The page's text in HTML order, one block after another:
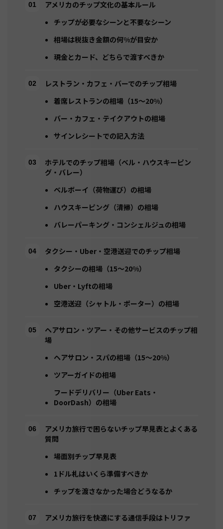
アメリカのチップ文化の基本ルール
チップが必要なシーンと不要なシーン
相場は税抜き金額の何%が目安か
現金とカード、どちらで渡すべきか
レストラン・カフェ・バーでのチップ相場
着席レストランの相場（15〜20%）
バー・カフェ・テイクアウトの相場
サインレシートでの記入方法
ホテルでのチップ相場（ベル・ハウスキーピン
グ・バレー）
ベルボーイ（荷物運び）の相場
ハウスキーピング（清掃）の相場
バレーパーキング・コンシェルジュの相場
タクシー・Uber・空港送迎でのチップ相場
タクシーの相場（15〜20%）
Uber・Lyftの相場
空港送迎（シャトル・ポーター）の相場
ヘアサロン・ツアー・その他サービスのチップ相
場
ヘアサロン・スパの相場（15〜20%）
ツアーガイドの相場
フードデリバリー（Uber Eats・
DoorDash）の相場
アメリカ旅行で困らないチップ早見表とよくある
質問
場面別チップ早見表
1ドル札はいくら準備すべきか
チップを渡さなかった場合どうなるか
アメリカ旅行を快適にする通信手段はトリファ